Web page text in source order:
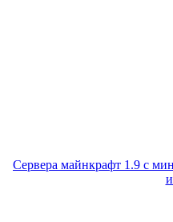
Сервера майнкрафт 1.9 с